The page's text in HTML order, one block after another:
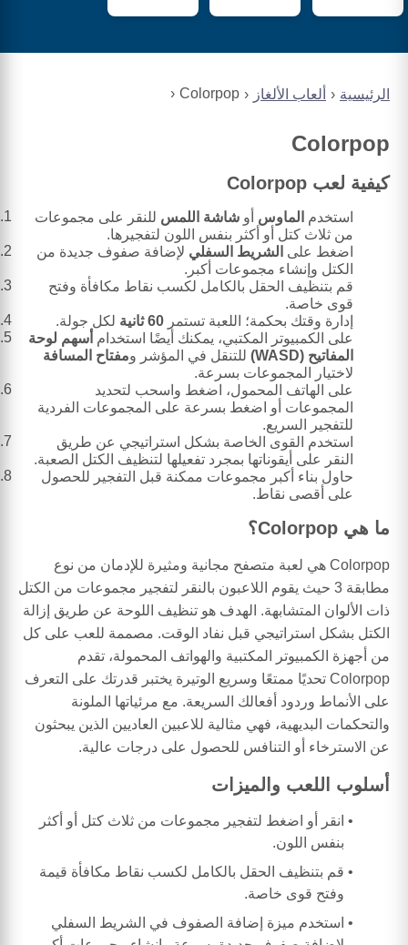
الرئيسية ألعاب الألغاز Colorpop
Colorpop
كيفية لعب Colorpop
استخدم الماوس أو شاشة اللمس للنقر على مجموعات
من ثلاث كتل أو أكثر بنفس اللون لتفجيرها.
اضغط على الشريط السفلي لإضافة صفوف جديدة من
الكتل وإنشاء مجموعات أكبر.
قم بتنظيف الحقل بالكامل لكسب نقاط مكافأة وفتح
قوى خاصة.
إدارة وقتك بحكمة؛ اللعبة تستمر 60 ثانية
لكل جولة.
على الكمبيوتر المكتبي، يمكنك أيضًا استخدام أسهم لوحة
المفاتيح (WASD)
للتنقل في المؤشر ومفتاح المسافة
لاختيار المجموعات بسرعة.
على الهاتف المحمول، اضغط واسحب لتحديد
المجموعات أو اضغط بسرعة على المجموعات الفردية
للتفجير السريع.
استخدم القوى الخاصة بشكل استراتيجي عن طريق
النقر على أيقوناتها بمجرد تفعيلها لتنظيف الكتل الصعبة.
حاول بناء أكبر مجموعات ممكنة قبل التفجير للحصول
على أقصى نقاط.
ما هي Colorpop؟
Colorpop هي لعبة متصفح مجانية ومثيرة للإدمان من نوع
مطابقة 3 حيث يقوم اللاعبون بالنقر لتفجير مجموعات من الكتل
ذات الألوان المتشابهة. الهدف هو تنظيف اللوحة عن طريق إزالة
الكتل بشكل استراتيجي قبل نفاد الوقت. مصممة للعب على كل
من أجهزة الكمبيوتر المكتبية والهواتف المحمولة، تقدم
Colorpop تحديًا ممتعًا وسريع الوتيرة يختبر قدرتك على التعرف
على الأنماط وردود أفعالك السريعة. مع مرئياتها الملونة
والتحكمات البديهية، فهي مثالية للاعبين العاديين الذين يبحثون
عن الاسترخاء أو التنافس للحصول على درجات عالية.
أسلوب اللعب والميزات
انقر أو اضغط لتفجير مجموعات من ثلاث كتل أو أكثر
بنفس اللون.
قم بتنظيف الحقل بالكامل لكسب نقاط مكافأة قيمة
وفتح قوى خاصة.
استخدم ميزة إضافة الصفوف في الشريط السفلي